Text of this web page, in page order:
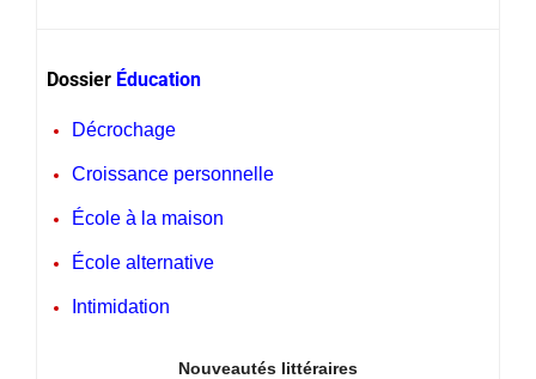
Dossier Éducation
Décrochage
Croissance personnelle
École à la maison
École alternative
Intimidation
Nouveautés littéraires